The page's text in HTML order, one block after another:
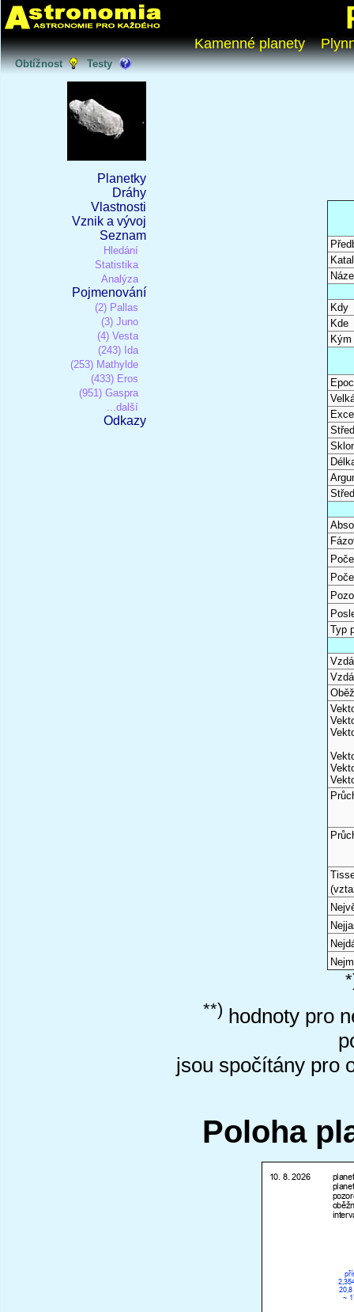
Kamenné planety
Obtížnost Testy
Planetky
Dráhy
Vlastnosti
Vznik a vývoj
Seznam
Hledání
Statistika
Analýza
Pojmenování
(2) Pallas
(3) Juno
(4) Vesta
(243) Ida
(253) Mathylde
(433) Eros
(951) Gaspra
...další
Odkazy
Kdy
Kde
Kým
Typ
**) hodnoty pro
jsou spočítány pro
Poloha